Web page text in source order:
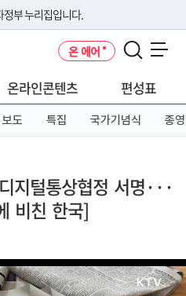
정부 누리집입니다.
주소를 사용하고 있다면 아래 URL에
온 에어
온라인콘텐츠 편성표
보도 특집 국가기념식 종영
지털통상협정 서명···
비친 한국]